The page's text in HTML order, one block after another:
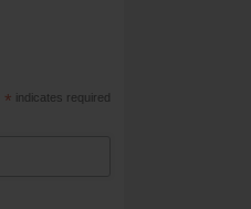
* indicates required